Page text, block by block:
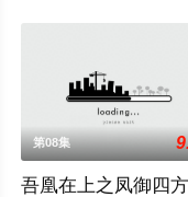
第08集
吾凰在上之凤御四方